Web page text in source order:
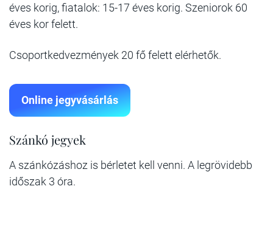
éves korig, fiatalok: 15-17 éves korig. Szeniorok 60
éves kor felett.
Csoportkedvezmények 20 fő felett elérhetők.
Online jegyvásárlás
Szánkó jegyek
A szánkózáshoz is bérletet kell venni. A legrövidebb
időszak 3 óra.